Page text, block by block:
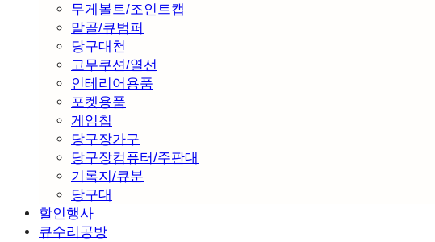
무게볼트/조인트캡
말골/큐범퍼
당구대천
고무쿠션/열선
인테리어용품
포켓용품
게임칩
당구장가구
당구장컴퓨터/주판대
기록지/큐분
당구대
할인행사
큐수리공방